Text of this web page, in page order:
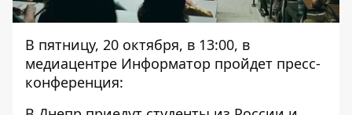
В пятницу, 20 октября, в 13:00, в
медиацентре Информатор пройдет пресс-
конференция: